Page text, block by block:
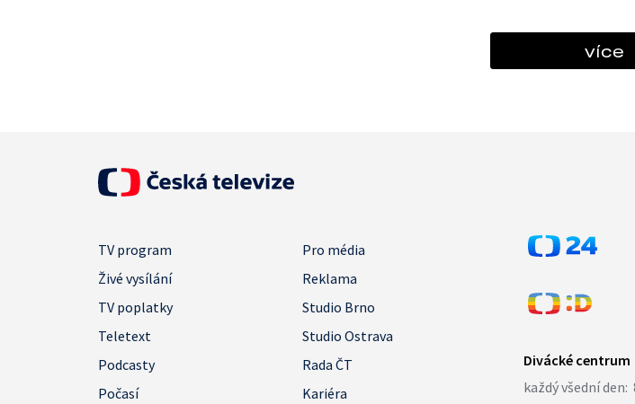
více
TV program
Pro média
Živé vysílání
Reklama
TV poplatky
Studio Brno
Teletext
Studio Ostrava
Podcasty
Rada ČT
Počasí
Kariéra